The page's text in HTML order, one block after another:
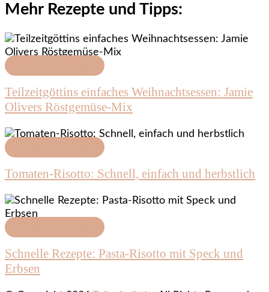
Mehr Rezepte und Tipps:
Teilzeitgöttins einfaches Weihnachtsessen: Jamie
Olivers Röstgemüse-Mix
Tomaten-Risotto: Schnell, einfach und herbstlich
Schnelle Rezepte: Pasta-Risotto mit Speck und
Erbsen